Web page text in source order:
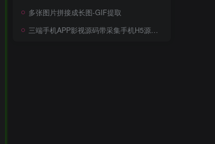
多张图片拼接成长图-GIF提取
三端手机APP影视源码带采集手机H5源码带VIP卡密功能